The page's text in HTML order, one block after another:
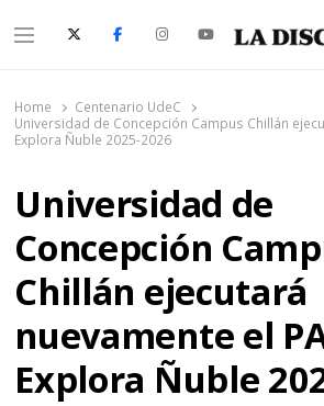
Menu
Home
Centenario UdeC
Universidad de Concepción Campus Chillán
Explora Ñuble 2025-2026
Universidad de
Concepción
Chillán ejecutará
nuevamente el
Explora Ñuble